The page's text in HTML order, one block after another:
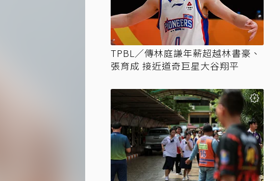
TPBL／傳林庭謙年薪超越林書豪、
張育成 接近道奇巨星大谷翔平